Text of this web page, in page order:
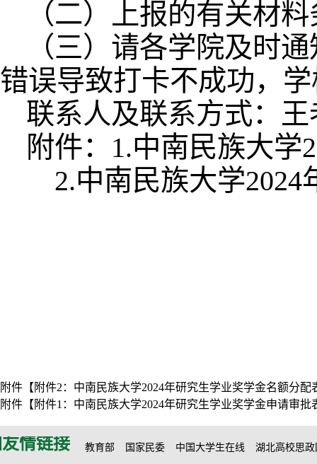
（二）上报的有关材
（三）请各学院及时
错误导致打卡不成功，
联系人及联系方式：王
附件：1.中南民族大学
2.中南民族大学2024
附件【 附件2：中南民族大学2024年研究生学业奖学金名额分配
附件【 附件1：中南民族大学2024年研究生学业奖学金申请审批
友情链接 教育部 国家民委 中国大学生在线 湖北高校思政